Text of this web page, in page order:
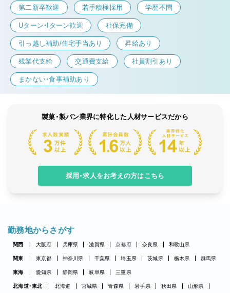
第二新卒歓迎 若手積極採用 学歴不問
Uターン・Iターン歓迎 社保完備
引っ越し補助/住宅手当あり 昇給あり
残業代支給 交通費支給 社員割引あり
まかない・食事補助あり
製菓・製パン業界に特化した人材サービスだから
採用・求人をお考えの方はこちら
勤務地からさがす
関西 大阪府 兵庫県 滋賀県 京都府 奈良県 和歌山県
関東 東京都 神奈川県 千葉県 埼玉県 茨城県 栃木県 群馬県
東海 愛知県 静岡県 岐阜県 三重県
北海道・東北 北海道 宮城県 青森県 岩手県 秋田県
山形県